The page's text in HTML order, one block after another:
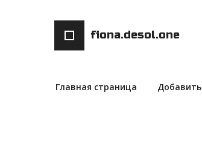
fiona.desol.one
Главная страница Добавить